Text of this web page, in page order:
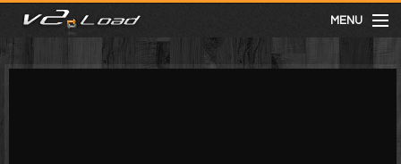
MENU
meist gesehen